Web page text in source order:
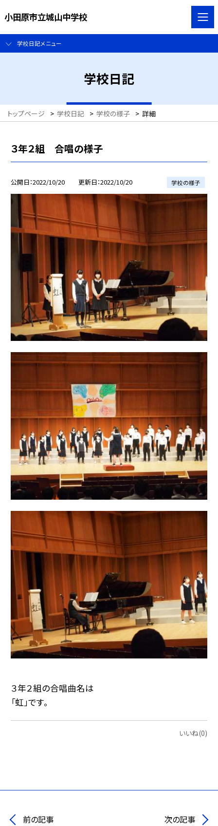
小田原市立城山中学校
学校日記メニュー
学校日記
トップページ > 学校日記 > 学校の様子 > 詳細
３年２組 合唱の様子
公開日 2022/10/20 更新日 2022/10/20 学校の様子
３年２組の合唱曲名は
「虹」です。
いいね(0)
前の記事 次の記事